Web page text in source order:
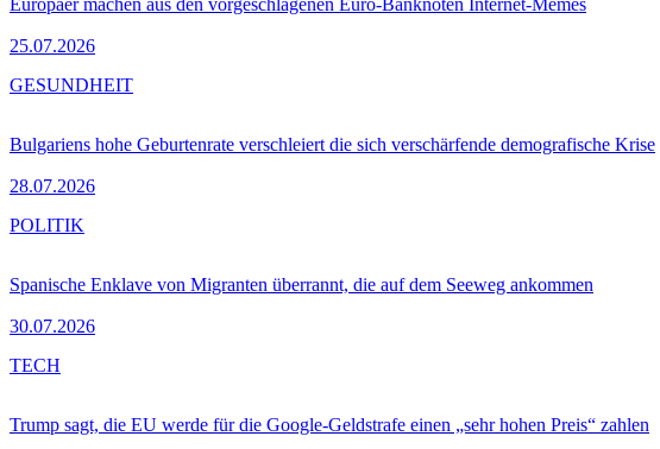
25.07.2026
Bulgariens hohe Geburtenrate verschleiert die sich verschärfende demografische Krise
28.07.2026
GESUNDHEIT
Spanische Enklave von Migranten überrannt, die auf dem Seeweg ankommen
30.07.2026
POLITIK
Trump sagt, die EU werde für die Google-Geldstrafe einen „sehr hohen Preis“ zahlen
TECH